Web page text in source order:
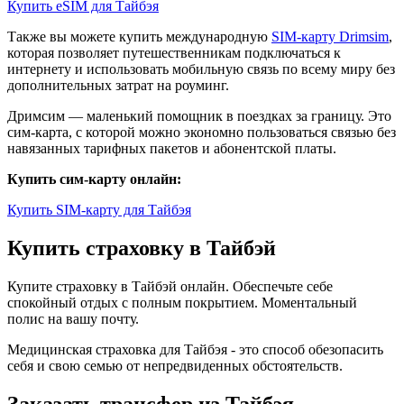
Купить eSIM для Тайбэя
Также вы можете купить международную SIM-карту Drimsim,
которая позволяет путешественникам подключаться к
интернету и использовать мобильную связь по всему миру без
дополнительных затрат на роуминг.
Дримсим — маленький помощник в поездках за границу. Это
сим-карта, с которой можно экономно пользоваться связью без
навязанных тарифных пакетов и абонентской платы.
Купить сим-карту онлайн:
Купить SIM-карту для Тайбэя
Купить страховку в Тайбэй
Купите страховку в Тайбэй онлайн. Обеспечьте себе
спокойный отдых с полным покрытием. Моментальный
полис на вашу почту.
Медицинская страховка для Тайбэя - это способ обезопасить
себя и свою семью от непредвиденных обстоятельств.